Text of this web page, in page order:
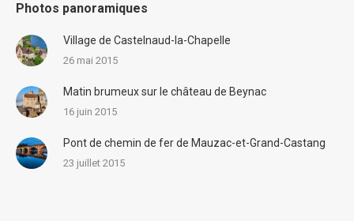
Photos panoramiques
Village de Castelnaud-la-Chapelle
26 mai 2015
Matin brumeux sur le château de Beynac
16 juin 2015
Pont de chemin de fer de Mauzac-et-Grand-Castang
23 juillet 2015